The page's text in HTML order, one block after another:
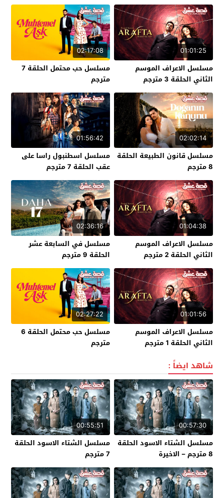
01:01:25
مسلسل الاعراف الموسم
الثاني الحلقة 3 مترجم
02:17:08
مسلسل حب محتمل الحلقة 7
مترجم
02:02:14
مسلسل قانون الطبيعة الحلقة
8 مترجم
01:56:42
مسلسل اسطنبول راسا على
عقب الحلقة 7 مترجم
01:04:38
مسلسل الاعراف الموسم
الثاني الحلقة 2 مترجم
02:36:16
مسلسل في السابعة عشر
الحلقة 9 مترجم
01:01:56
مسلسل الاعراف الموسم
الثاني الحلقة 1 مترجم
02:27:22
مسلسل حب محتمل الحلقة 6
مترجم
شاهد ايضاً :
00:57:30
مسلسل الشتاء الاسود الحلقة
8 مترجم – الاخيرة
00:55:51
مسلسل الشتاء الاسود الحلقة
7 مترجم